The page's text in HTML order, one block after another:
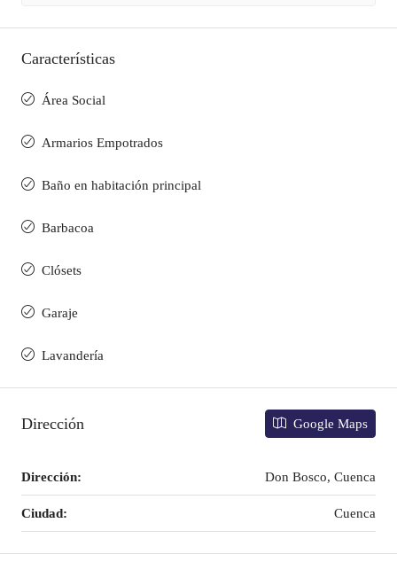
Características
Área Social
Armarios Empotrados
Baño en habitación principal
Barbacoa
Clósets
Garaje
Lavandería
Dirección Google Maps
Dirección: Don Bosco, Cuenca
Ciudad: Cuenca